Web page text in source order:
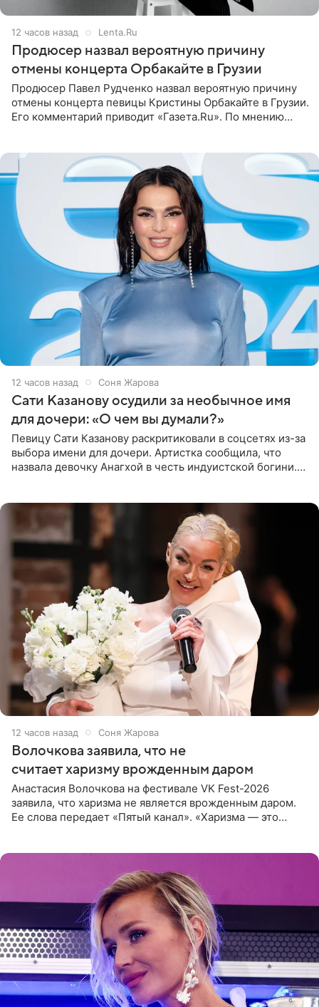
12 часов назад Lenta.Ru
Продюсер назвал вероятную причину
отмены концерта Орбакайте в Грузии
Продюсер Павел Рудченко назвал вероятную причину
отмены концерта певицы Кристины Орбакайте в Грузии.
Его комментарий приводит «Газета.Ru». По мнению
12 часов назад Соня Жарова
Сати Казанову осудили за необычное имя
для дочери: «О чем вы думали?»
Певицу Сати Казанову раскритиковали в соцсетях из-за
выбора имени для дочери. Артистка сообщила, что
назвала девочку Анагхой в честь индуистской богини.
12 часов назад Соня Жарова
Волочкова заявила, что не
считает харизму врожденным даром
Анастасия Волочкова на фестивале VK Fest-2026
заявила, что харизма не является врожденным даром.
Ее слова передает «Пятый канал». «Харизма — это